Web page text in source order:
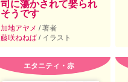
司に蕩かされて娶られ
そうです
加地アヤメ / 著者
藤咲ねねば / イラスト
エタニティ・赤